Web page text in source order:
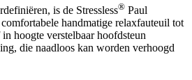
is de Stressless® Paul
handmatige relaxfauteuil tot
hoogte verstelbaar hoofdsteun
die naadloos kan worden verhoogd